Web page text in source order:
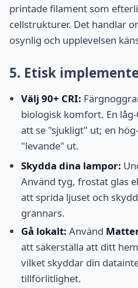
printade filament som
cellstrukturer. Det handlar
osynlig och upplevelsen
5. Etisk
Välj 90+ CRI:
biologisk komfort. En
att se "sjukligt" ut; en
"levande" ut.
Skydda dina lampor:
Använd tyg, frostat glas
att sprida ljuset och
grannars.
Gå lokalt: Använd
att säkerställa att ditt
vilket skyddar din
tillförlitlighet.